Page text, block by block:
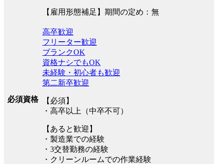
【雇用形態補足】期間の定め：無
必須資格
高卒歓迎
フリーター歓迎
ブランクOK
資格ナシでもOK
未経験・初心者も歓迎
第二新卒歓迎
【必須】
・高卒以上（中卒不可）
【あると歓迎】
・製造業での経験
・3交替勤務の経験
・クリーンルームでの作業経験